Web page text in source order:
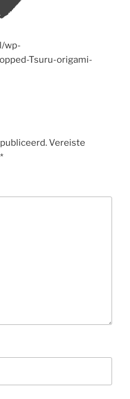
wp-
Tsuru-origami-
Vereiste
*